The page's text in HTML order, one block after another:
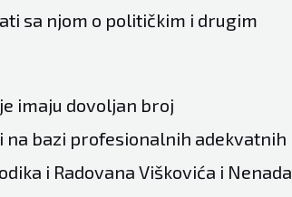
sa njom o političkim i drugim
imaju dovoljan broj
bazi profesionalnih adekvatnih
i Radovana Viškovića i Nenada